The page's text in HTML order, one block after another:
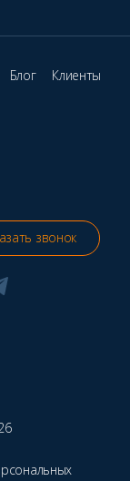
Блог Клиенты
звонок